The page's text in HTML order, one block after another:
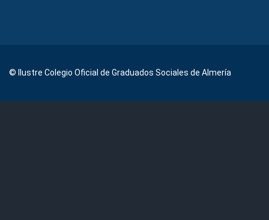
© Ilustre Colegio Oficial de Graduados Sociales de Almería